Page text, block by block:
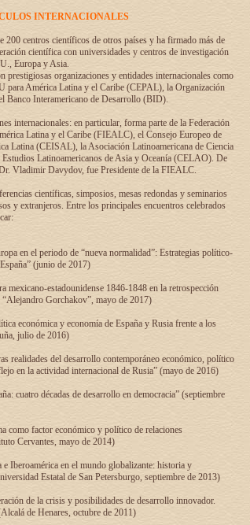
INTERNACIONALES
200 centros científicos de otros países y ha firmado más de
científica con universidades y centros de investigación
Europa y Asia.
prestigiosas organizaciones y entidades internacionales como
para América Latina y el Caribe (CEPAL), la Organización
Banco Interamericano de Desarrollo (BID).
internacionales: en particular, forma parte de la Federación
Latina y el Caribe (FIEALC), el Consejo Europeo de
Latina (CEISAL), la Asociación Latinoamericana de Ciencia
Latinoamericanos de Asia y Oceanía (CELAO). De
Vladimir Davydov, fue Presidente de la FIEALC.
científicas, simposios, mesas redondas y seminarios
y extranjeros. Entre los principales encuentros celebrados
en el periodo de “nueva normalidad”: Estrategias político-
(junio de 2017)
mexicano-estadounidense 1846-1848 en la retrospección
Gorchakov”, mayo de 2017)
económica y economía de España y Rusia frente a los
julio de 2016)
realidades del desarrollo contemporáneo económico, político
en la actividad internacional de Rusia” (mayo de 2016)
cuatro décadas de desarrollo en democracia” (septiembre
como factor económico y político de relaciones
Cervantes, mayo de 2014)
e Iberoamérica en el mundo globalizante: historia y
Estatal de San Petersburgo, septiembre de 2013)
de la crisis y posibilidades de desarrollo innovador.
de Henares, octubre de 2011)